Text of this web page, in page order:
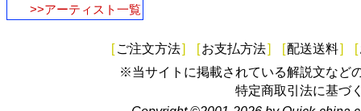
>>アーティスト一覧
[ ご注文方法] [お支払方法] [配送送料] [
※当サイトに掲載されている解説文など
特定商取引法に基づ